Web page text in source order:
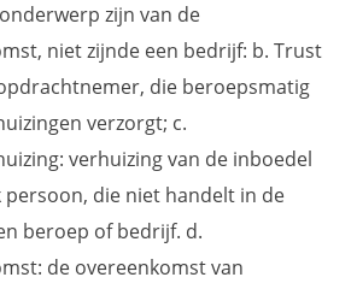
zijn van de
niet zijnde een bedrijf: b. Trust
die beroepsmatig
verzorgt; c.
verhuizing van de inboedel
die niet handelt in de
beroep of bedrijf. d.
de overeenkomst van